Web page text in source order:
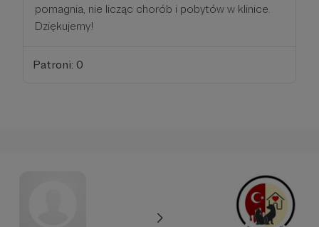
pomagnia, nie licząc chorób i pobytów w klinice.
Dziękujemy!
Patroni: 0